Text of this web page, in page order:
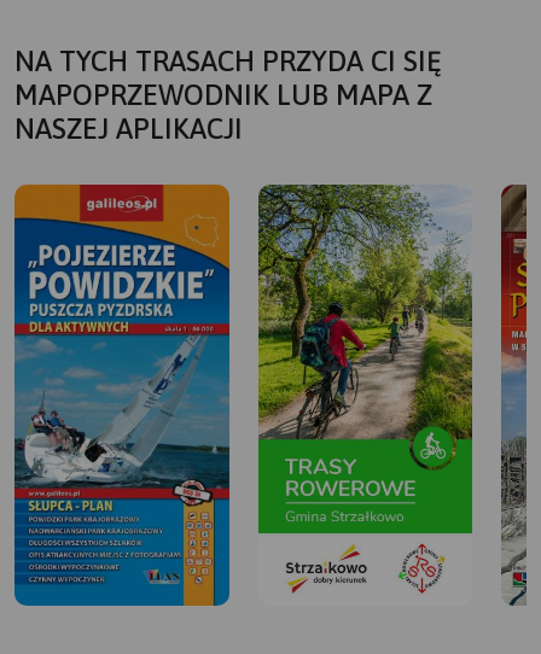
NA TYCH TRASACH PRZYDA CI SIĘ
MAPOPRZEWODNIK LUB MAPA Z
NASZEJ APLIKACJI